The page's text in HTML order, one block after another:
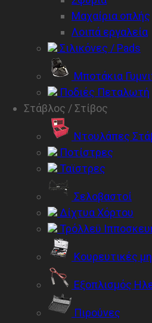
Μαχαίρια οπλής
Λοιπά εργαλεία
Σιλικόνες / Pads
Μποτάκια
Ποδιές Πεταλωτή
Στάβλος / Στίβος
Ντουλάπες
Ποτίστρες
Ταϊστρες
Σελοβαστοί
Δίχτυα Χόρτου
Τρόλλεϋ
Κουρευτικές
Εξοπλισμός
Πιρούνες